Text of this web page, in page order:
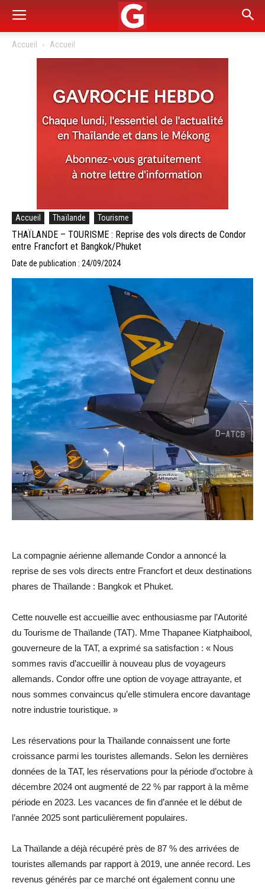
Accueil Accueil
Accueil Thaïlande Tourisme
THAÏLANDE – TOURISME : Reprise des vols directs de Condor
entre Francfort et Bangkok/Phuket
Date de publication : 24/09/2024
La compagnie aérienne allemande Condor a annoncé la
reprise de ses vols directs entre Francfort et deux destinations
phares de Thaïlande : Bangkok et Phuket.
Cette nouvelle est accueillie avec enthousiasme par l’Autorité
du Tourisme de Thaïlande (TAT). Mme Thapanee Kiatphaibool,
gouverneure de la TAT, a exprimé sa satisfaction : « Nous
sommes ravis d’accueillir à nouveau plus de voyageurs
allemands. Condor offre une option de voyage attrayante, et
nous sommes convaincus qu’elle stimulera encore davantage
notre industrie touristique. »
Les réservations pour la Thaïlande connaissent une forte
croissance parmi les touristes allemands. Selon les dernières
données de la TAT, les réservations pour la période d’octobre à
décembre 2024 ont augmenté de 22 % par rapport à la même
période en 2023. Les vacances de fin d’année et le début de
l’année 2025 sont particulièrement populaires.
La Thaïlande a déjà récupéré près de 87 % des arrivées de
touristes allemands par rapport à 2019, une année record. Les
revenus générés par ce marché ont également connu une